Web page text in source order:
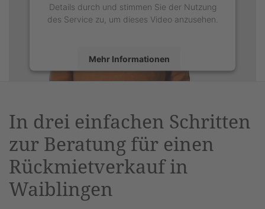
Details durch und stimmen Sie der Nutzung
des Service zu, um dieses Video anzusehen.
Mehr Informationen
Management Platform&eRecht24
In drei einfachen Schritten
zur Beratung für einen
Rückmietverkauf in
Waiblingen